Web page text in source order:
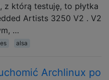
z którą testuję, to płytka
Artists 3250 V2 . V2
…
alsa
Archlinux po